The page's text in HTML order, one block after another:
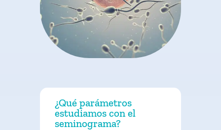
¿Qué parámetros
estudiamos con el
seminograma?